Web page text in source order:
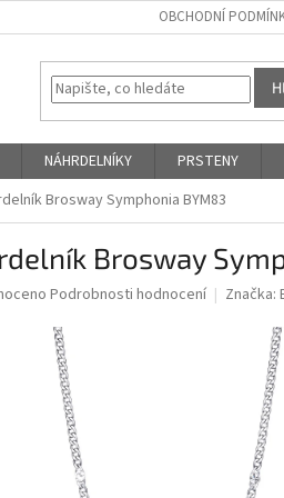
OBCHODNÍ
NÁHRDELNÍKY PRSTENY
Brosway Symphonia BYM83
Brosway
Podrobnosti hodnocení Značka: